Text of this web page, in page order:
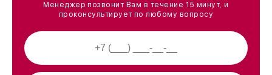
Менеджер позвонит Вам в течение 15 минут, и
проконсультирует по любому вопросу